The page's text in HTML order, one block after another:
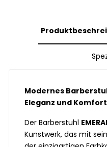
Modernes
Eleganz und
Der Barberstuhl
Kunstwerk, das mit